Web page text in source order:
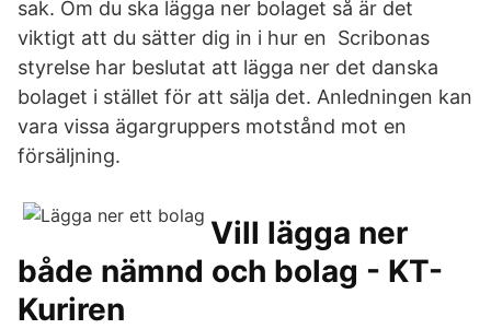
sak. Om du ska lägga ner bolaget så är det
viktigt att du sätter dig in i hur en Scribonas
styrelse har beslutat att lägga ner det danska
bolaget i stället för att sälja det. Anledningen kan
vara vissa ägargruppers motstånd mot en
försäljning.
Vill lägga ner
både nämnd och bolag - KT-
Kuriren